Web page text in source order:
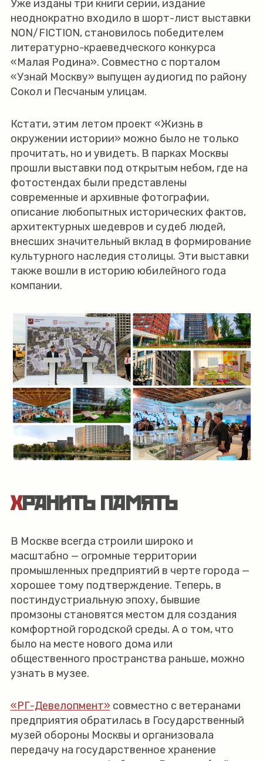
Уже изданы три книги серии, издание
неоднократно входило в шорт-лист выставки
NON/FICTION, становилось победителем
литературно-краеведческого конкурса
«Малая Родина». Совместно с порталом
«Узнай Москву» выпущен аудиогид по району
Сокол и Песчаным улицам.
Кстати, этим летом проект «Жизнь в
окружении истории» можно было не только
прочитать, но и увидеть. В парках Москвы
прошли выставки под открытым небом, где на
фотостендах были представлены
современные и архивные фотографии,
описание любопытных исторических фактов,
архитектурных шедевров и судеб людей,
внесших значительный вклад в формирование
культурного наследия столицы. Эти выставки
также вошли в историю юбилейного года
компании.
ХРАНИТЬ ПАМЯТЬ
В Москве всегда строили широко и
масштабно — огромные территории
промышленных предприятий в черте города —
хорошее тому подтверждение. Теперь, в
постиндустриальную эпоху, бывшие
промзоны становятся местом для создания
комфортной городской среды. А о том, что
было на месте нового дома или
общественного пространства раньше, можно
узнать в музее.
«РГ-Девелопмент» совместно с ветеранами
предприятия обратилась в Государственный
музей обороны Москвы и организовала
передачу на государственное хранение